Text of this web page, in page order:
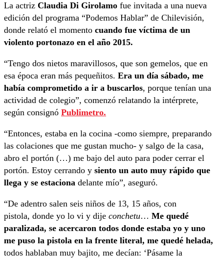
La actriz Claudia Di Girolamo fue invitada a una nueva
edición del programa “Podemos Hablar” de Chilevisión,
donde relató el momento cuando fue víctima de un
violento portonazo en el año 2015.
“Tengo dos nietos maravillosos, que son gemelos, que en
esa época eran más pequeñitos. Era un día sábado, me
había comprometido a ir a buscarlos, porque tenían una
actividad de colegio”, comenzó relatando la intérprete,
según consignó Publimetro.
“Entonces, estaba en la cocina -como siempre, preparando
las colaciones que me gustan mucho- y salgo de la casa,
abro el portón (…) me bajo del auto para poder cerrar el
portón. Estoy cerrando y siento un auto muy rápido que
llega y se estaciona delante mío”, aseguró.
“De adentro salen seis niños de 13, 15 años, con
pistola, donde yo lo vi y dije conchetu… Me quedé
paralizada, se acercaron todos donde estaba yo y uno
me puso la pistola en la frente literal, me quedé helada,
todos hablaban muy bajito, me decían: ‘Pásame la